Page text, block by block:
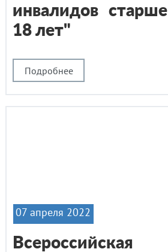
Подробнее
инвалидов старше
18 лет"
Всероссийская
07 апреля 2022